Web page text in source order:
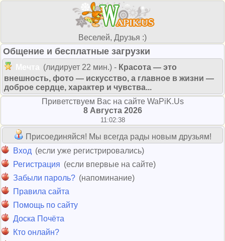
Веселей, Друзья :)
Общение и бесплатные загрузки
(лидирует 22 мин.) - Красота — это
внешность, фото — искусство, а главное в жизни —
доброе сердце, характер и чувства...
Приветствуем Вас на сайте WaPiK.Us
8 Августа 2026
11:02:38
Присоединяйся! Мы всегда рады новым друзьям!
Вход (если уже регистрировались)
Регистрация (если впервые на сайте)
Забыли пароль? (напоминание)
Правила сайта
Помощь по сайту
Доска Почёта
Кто онлайн?